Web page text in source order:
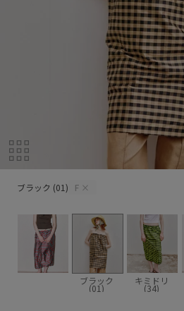
ブラック (01) F ×
ブラック
(01)
キミドリ
(34)